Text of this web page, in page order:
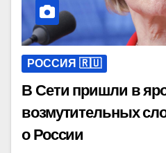
РОССИЯ 🇷🇺
В Сети пришли в
возмутительных
о России